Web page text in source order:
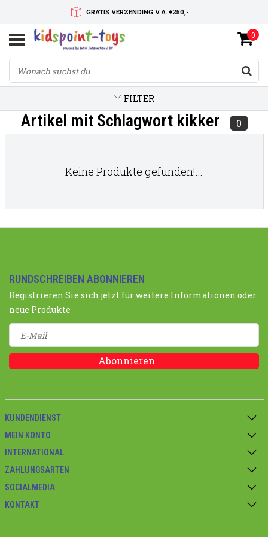
GRATIS VERZENDING V.A. €250,-
SNELLE LEVERTIJD
SERVICE OP MAAT
0
FILTER
Artikel mit Schlagwort kikker 0
Keine Produkte gefunden!...
RUNDSCHREIBEN ABONNIEREN
Registrieren Sie sich jetzt für weitere Informationen oder
neue Produkte
Abonnieren
KUNDENDIENST
MEIN KONTO
INTERNATIONAL
ZAHLUNGSARTEN
SOCIALMEDIA
KONTAKT